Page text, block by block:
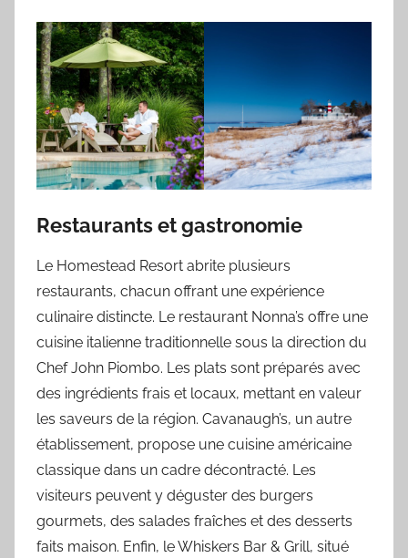
Restaurants et gastronomie
Le Homestead Resort abrite plusieurs
restaurants, chacun offrant une expérience
culinaire distincte. Le restaurant Nonna’s offre une
cuisine italienne traditionnelle sous la direction du
Chef John Piombo. Les plats sont préparés avec
des ingrédients frais et locaux, mettant en valeur
les saveurs de la région. Cavanaugh’s, un autre
établissement, propose une cuisine américaine
classique dans un cadre décontracté. Les
visiteurs peuvent y déguster des burgers
gourmets, des salades fraîches et des desserts
faits maison. Enfin, le Whiskers Bar & Grill, situé